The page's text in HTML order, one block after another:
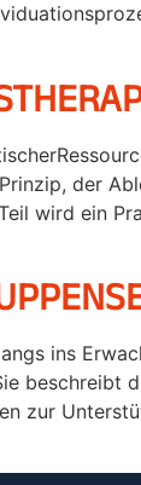
der
wird ein
ins
beschreibt
zur